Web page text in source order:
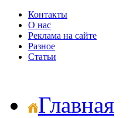
Контакты
О нас
Реклама на сайте
Разное
Статьи
Главная